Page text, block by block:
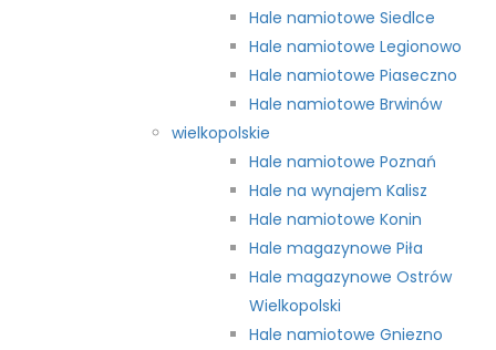
Hale namiotowe Siedlce
Hale namiotowe Legionowo
Hale namiotowe Piaseczno
Hale namiotowe Brwinów
wielkopolskie
Hale namiotowe Poznań
Hale na wynajem Kalisz
Hale namiotowe Konin
Hale magazynowe Piła
Hale magazynowe Ostrów
Wielkopolski
Hale namiotowe Gniezno